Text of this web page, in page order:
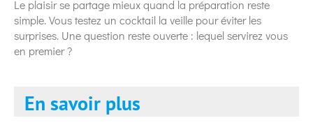
Le plaisir se partage mieux quand la préparation reste
simple. Vous testez un cocktail la veille pour éviter les
surprises. Une question reste ouverte : lequel servirez vous
en premier ?
En savoir plus